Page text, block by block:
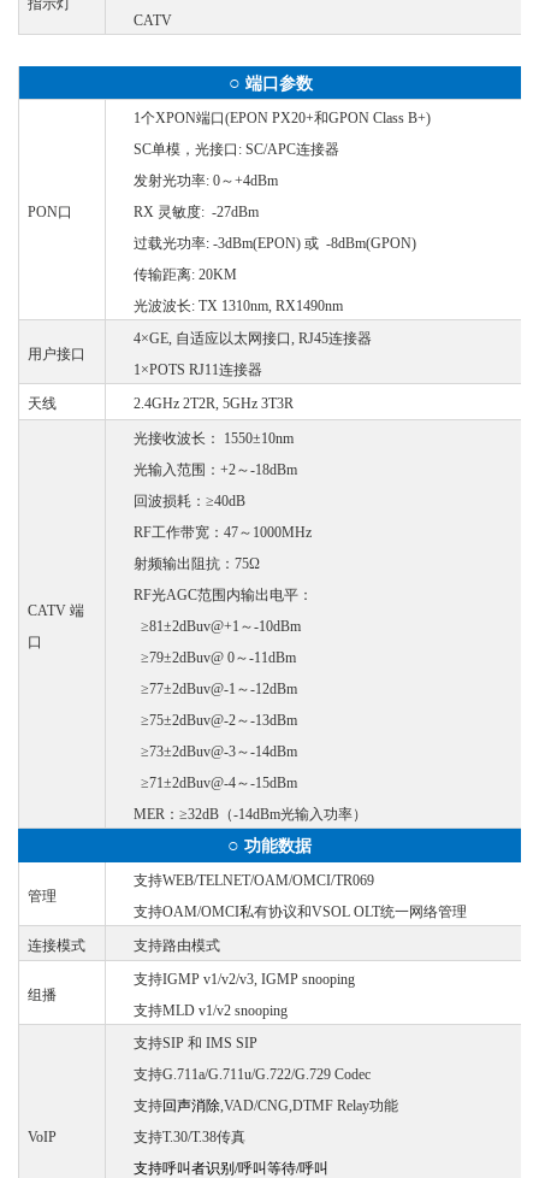
指示灯
CATV
○ 端口参数
PON口
1个XPON端口(EPON PX20+和GPON Class B+)
SC单模，光接口: SC/APC连接器
发射光功率: 0～+4dBm
RX 灵敏度: -27dBm
过载光功率: -3dBm(EPON) 或 -8dBm(GPON)
传输距离: 20KM
光波波长: TX 1310nm, RX1490nm
用户接口
4×GE, 自适应以太网接口, RJ45连接器
1×POTS RJ11连接器
天线
2.4GHz 2T2R, 5GHz 3T3R
CATV 端
口
光接收波长：
1550±10nm
光输入范围： +2～-18dBm
回波损耗： ≥40dB
RF工作带宽：47～1000MHz
射频输出阻抗： 75Ω
RF光AGC范围内输出电平：
≥81±2dBuv@+1～-10dBm
≥79±2dBuv@ 0～-11dBm
≥77±2dBuv@-1～-12dBm
≥75±2dBuv@-2～-13dBm
≥73±2dBuv@-3～-14dBm
≥71±2dBuv@-4～-15dBm
MER：≥32dB（-14dBm光输入功率）
○ 功能数据
管理
支持WEB/TELNET/OAM/OMCI/TR069
支持OAM/OMCI私有协议和VSOL OLT统一网络管理
连接模式
支持路由模式
组播
支持IGMP v1/v2/v3, IGMP snooping
支持MLD v1/v2 snooping
VoIP
支持SIP 和 IMS SIP
支持G.711a/G.711u/G.722/G.729 Codec
支持回声消除,VAD/CNG,DTMF Relay功能
支持T.30/T.38传真
支持呼叫者识别 /呼叫等待/呼叫